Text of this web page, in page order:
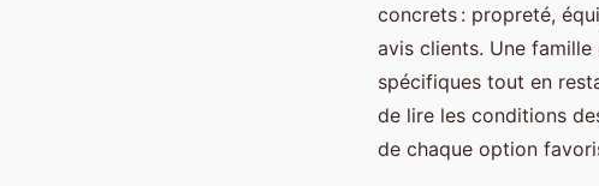
concrets : propreté,
avis clients. Une
spécifiques tout en
de lire les conditions
de chaque option